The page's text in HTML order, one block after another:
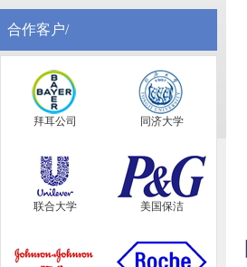
合作客户/
拜耳公司 同济大学
联合大学 美国保洁